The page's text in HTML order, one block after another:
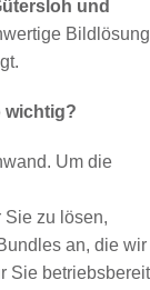
und
Bildlösung
wichtig?
Um die
Sie zu lösen,
an, die wir
Sie betriebsbereit